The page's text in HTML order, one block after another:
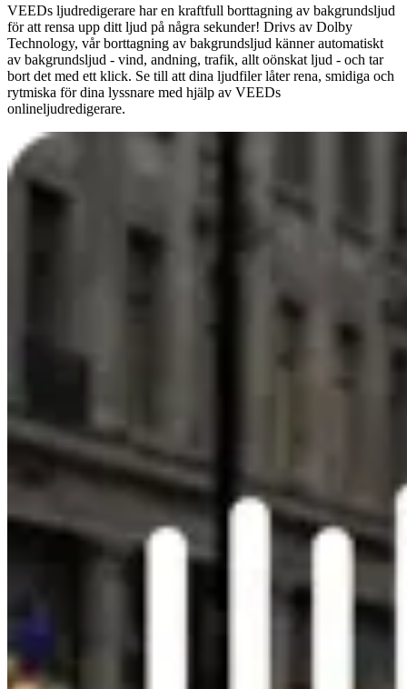
VEEDs ljudredigerare har en kraftfull borttagning av bakgrundsljud
för att rensa upp ditt ljud på några sekunder! Drivs av Dolby
Technology, vår borttagning av bakgrundsljud känner automatiskt
av bakgrundsljud - vind, andning, trafik, allt oönskat ljud - och tar
bort det med ett klick. Se till att dina ljudfiler låter rena, smidiga och
rytmiska för dina lyssnare med hjälp av VEEDs
onlineljudredigerare.